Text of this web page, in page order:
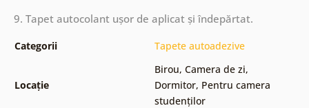
9. Tapet autocolant ușor de aplicat și îndepărtat.
Categorii Tapete autoadezive
Locație
Birou, Camera de zi,
Dormitor, Pentru camera
studenților